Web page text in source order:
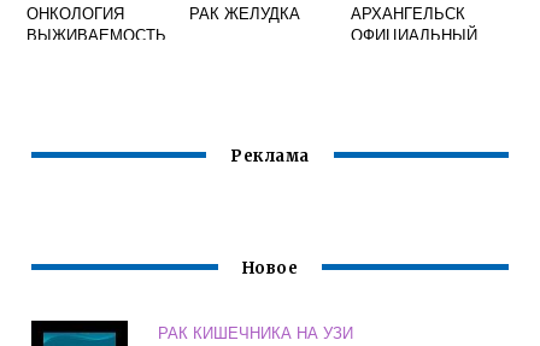
ОНКОЛОГИЯ
ВЫЖИВАЕМОСТЬ
РАК ЖЕЛУДКА
АРХАНГЕЛЬСК
ОФИЦИАЛЬНЫЙ
Реклама
Новое
РАК КИШЕЧНИКА НА УЗИ